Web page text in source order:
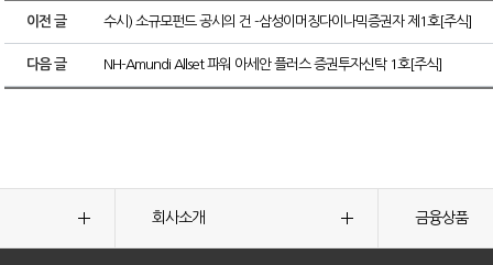
이전 글 수시) 소규모펀드 공시의 건 -삼성이머징다이나믹증권자 제1호[주식]
다음 글 NH-Amundi Allset 파워 아세안 플러스 증권투자신탁 1호[주식]
회사소개 금융상품